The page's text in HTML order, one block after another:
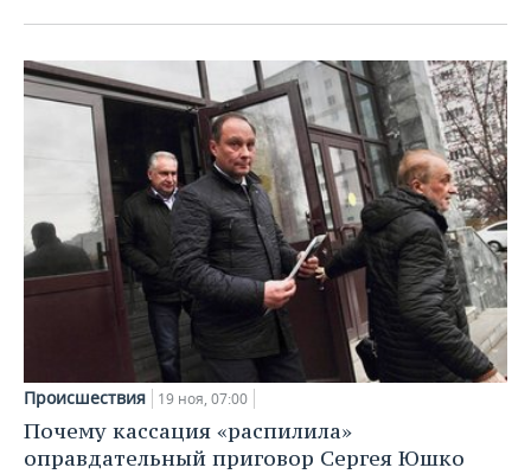
Происшествия 19 ноя, 07:00
Почему кассация «распилила»
оправдательный приговор Сергея Юшко